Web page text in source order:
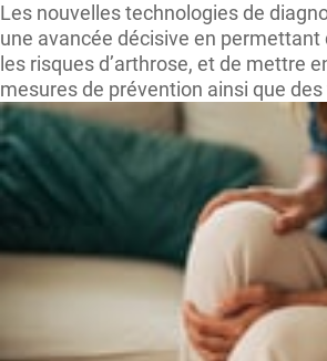
Les nouvelles technologies de
une avancée décisive en permettant
les risques d’arthrose, et de mettre
mesures de prévention ainsi que